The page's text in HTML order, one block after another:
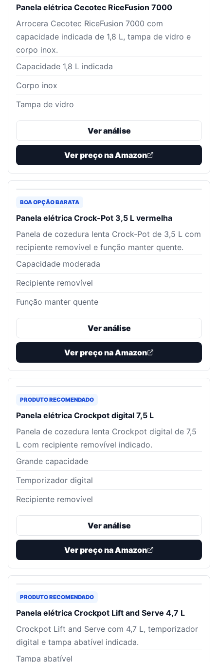
Panela elétrica Cecotec RiceFusion 7000
Arrocera Cecotec RiceFusion 7000 com
capacidade indicada de 1,8 L, tampa de vidro e
corpo inox.
Capacidade 1,8 L indicada
Corpo inox
Tampa de vidro
Ver análise
Ver preço na Amazon
BOA OPÇÃO BARATA
Panela elétrica Crock-Pot 3,5 L vermelha
Panela de cozedura lenta Crock-Pot de 3,5 L com
recipiente removível e função manter quente.
Capacidade moderada
Recipiente removível
Função manter quente
Ver análise
Ver preço na Amazon
PRODUTO RECOMENDADO
Panela elétrica Crockpot digital 7,5 L
Panela de cozedura lenta Crockpot digital de 7,5
L com recipiente removível indicado.
Grande capacidade
Temporizador digital
Recipiente removível
Ver análise
Ver preço na Amazon
PRODUTO RECOMENDADO
Panela elétrica Crockpot Lift and Serve 4,7 L
Crockpot Lift and Serve com 4,7 L, temporizador
digital e tampa abatível indicada.
Tampa abatível